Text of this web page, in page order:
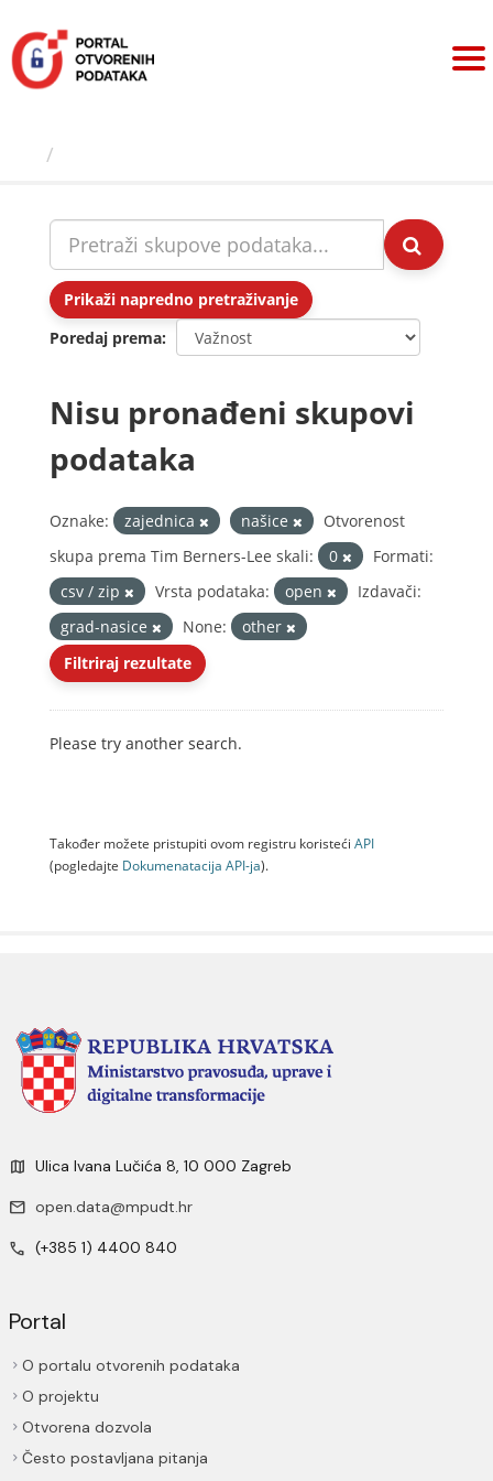
sadržaj
Prikaži napredno pretraživanje
Poredaj prema
Nisu pronađeni skupovi
podataka
Oznake: zajednica našice
Otvorenost
skupa prema Tim Berners-Lee skali:
0
Formati:
csv / zip
Vrsta podataka: open
Izdavači:
grad-nasice
None:
other
Filtriraj rezultate
Please try another search.
Također možete pristupiti ovom registru koristeći API
(pogledajte Dokumenаtаcijа API-jа).